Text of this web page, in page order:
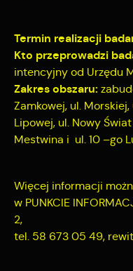
Termin realizacji
Kto przeprowadzi
intencyjny od Urzędu
Zakres obszaru:
Zamkowej, ul.
Lipowej, ul. Nowy
Mestwina i ul. 10 –go
Więcej informacji
w PUNKCIE
2,
tel. 58 673 05 49,